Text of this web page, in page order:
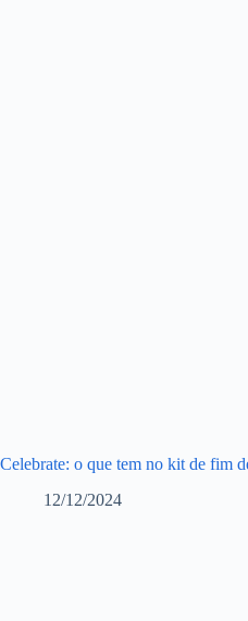
Celebrate: o que tem no kit de fim
12/12/2024